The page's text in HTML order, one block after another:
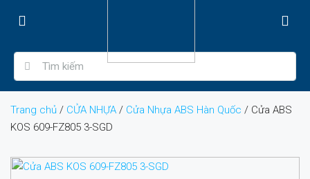
Trang chủ / CỬA NHỰA / Cửa Nhựa ABS Hàn Quốc / Cửa ABS
KOS 609-FZ805 3-SGD